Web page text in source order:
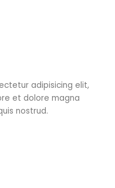
adipisicing elit,
et dolore magna
nostrud.